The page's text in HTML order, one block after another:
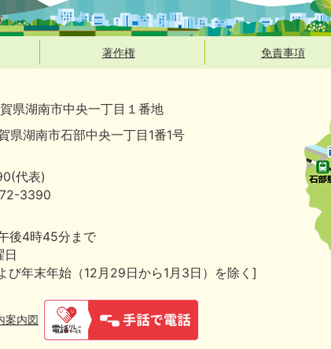
著作権 免責事項
県湖南市中央一丁目１番地
県湖南市石部中央一丁目1番1号
代表)
3390
後4時45分まで
日
び年末年始（12月29日から1月3日）を除く]
案内図